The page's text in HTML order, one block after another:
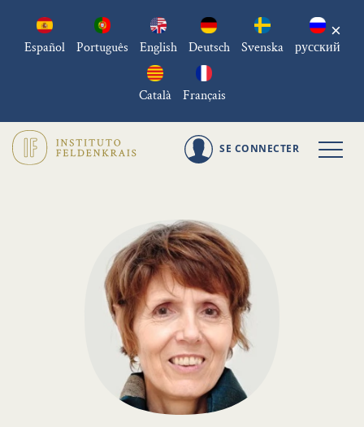
Español Português English Deutsch Svenska русский
Català Français
×
SE CONNECTER